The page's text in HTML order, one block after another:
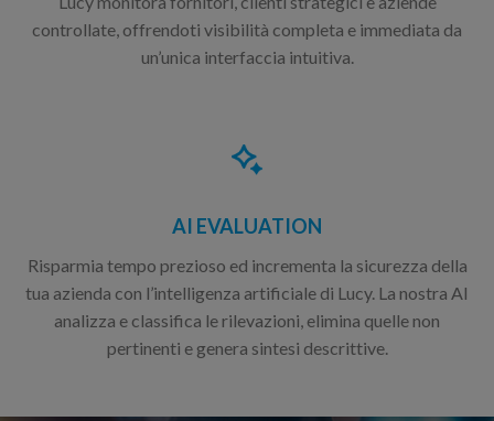
controllate, offrendoti visibilità completa e immediata da
un’unica interfaccia intuitiva.
AI EVALUATION
Risparmia tempo prezioso ed incrementa la sicurezza della
tua azienda con l’intelligenza artificiale di Lucy. La nostra AI
analizza e classifica le rilevazioni, elimina quelle non
pertinenti e genera sintesi descrittive.